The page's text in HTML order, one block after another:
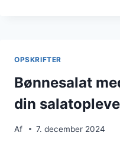
OPSKRIFTER
Bønnesalat
din
Af 7. december 2024